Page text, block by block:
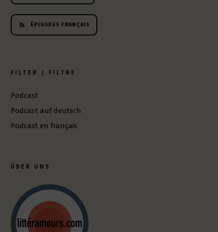
ÉPISODES FRANÇAIS
FILTER | FILTRE
Podcast
Podcast auf deutsch
Podcast en français
ÜBER UNS